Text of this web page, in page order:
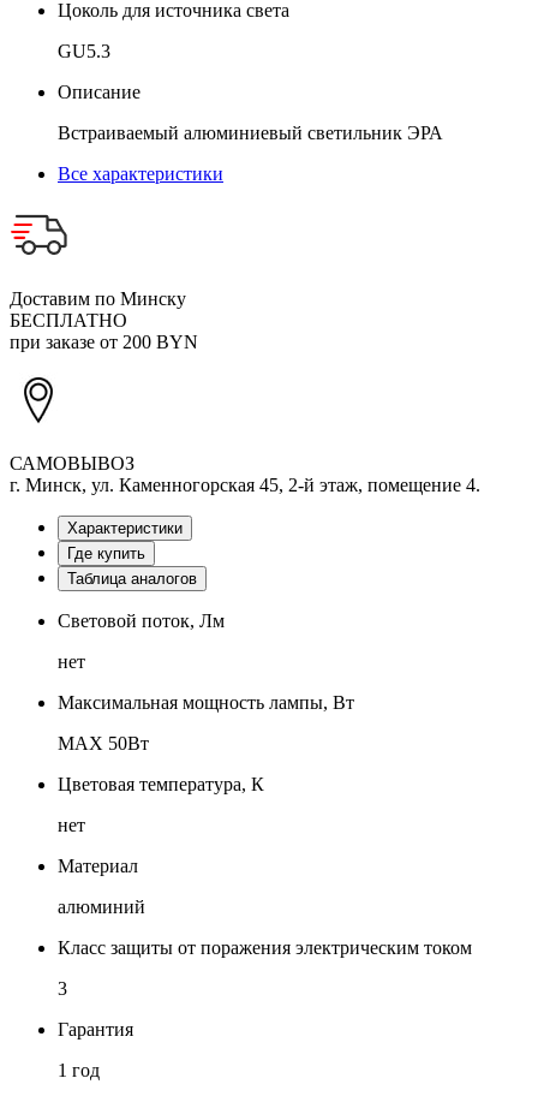
Цоколь для источника света
GU5.3
Описание
Встраиваемый алюминиевый светильник ЭРА
Все характеристики
Доставим по Минску
БЕСПЛАТНО
при заказе от 200 BYN
САМОВЫВОЗ
г. Минск, ул. Каменногорская 45, 2-й этаж, помещение 4.
Характеристики
Где купить
Таблица аналогов
Световой поток, Лм
нет
Максимальная мощность лампы, Вт
MAX 50Вт
Цветовая температура, К
нет
Материал
алюминий
Класс защиты от поражения электрическим током
3
Гарантия
1 год